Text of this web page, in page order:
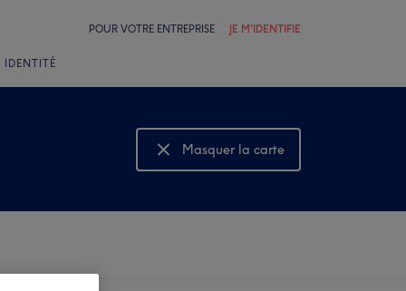
POUR VOTRE ENTREPRISE JE M'IDENTIFIE
IDENTITÉ
Masquer la carte
Montrer la carte